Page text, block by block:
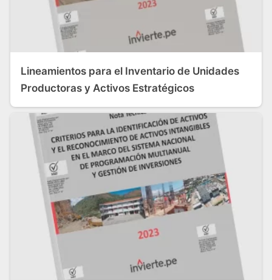
Lineamientos para el Inventario de Unidades
Productoras y Activos Estratégicos